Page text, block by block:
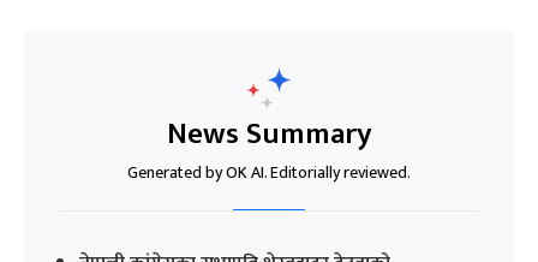
News Summary
Generated by OK AI. Editorially reviewed.